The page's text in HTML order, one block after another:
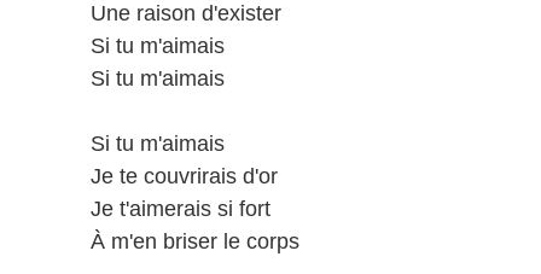
Une raison d'exister
Si tu m'aimais
Si tu m'aimais
Si tu m'aimais
Je te couvrirais d'or
Je t'aimerais si fort
À m'en briser le corps